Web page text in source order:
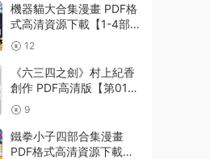
機器貓大合集漫畫 PDF格
式高清資源下載【1-4部
合集完結】Kindle電子漫
畫資源精品
12
《六三四之劍》村上紀香
創作 PDF高清版【第01-
24卷完結】
9
鐵拳小子四部合集漫畫
PDF格式高清資源下載